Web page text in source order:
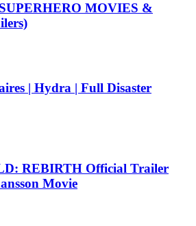
MOVIES &
| Hydra | Full Disaster
REBIRTH Official Trailer
Movie